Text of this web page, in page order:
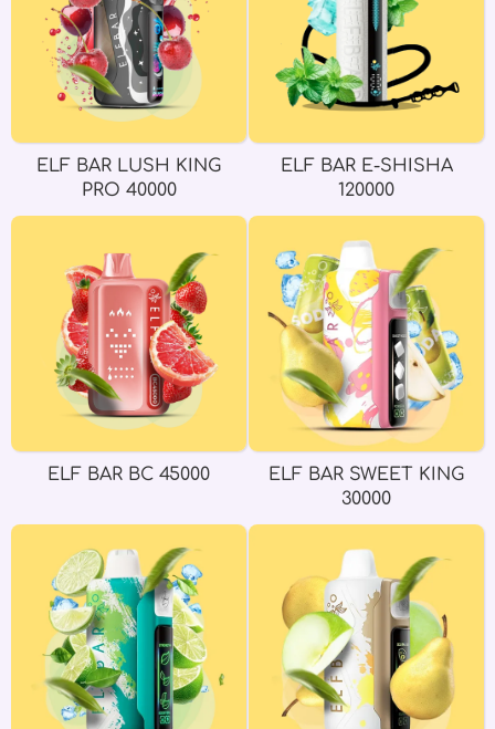
ELF BAR LUSH KING
PRO 40000
ELF BAR E-SHISHA
120000
ELF BAR BC 45000
ELF BAR SWEET KING
30000